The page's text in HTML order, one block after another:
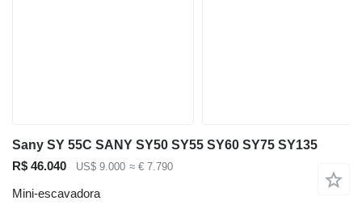
Sany SY 55C SANY SY50 SY55 SY60 SY75 SY135
R$ 46.040
US$ 9.000 ≈ € 7.790
Mini-escavadora